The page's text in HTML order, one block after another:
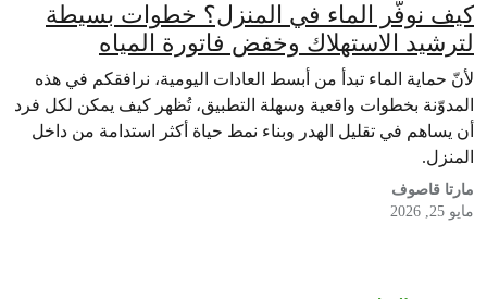
كيف نوفّر الماء في المنزل؟ خطوات بسيطة
لترشيد الاستهلاك وخفض فاتورة المياه
لأنّ حماية الماء تبدأ من أبسط العادات اليومية، نرافقكم في هذه
المدوّنة بخطوات واقعية وسهلة التطبيق، تُظهر كيف يمكن لكل فرد
أن يساهم في تقليل الهدر وبناء نمط حياة أكثر استدامة من داخل
المنزل.
مارتا قاصوف
مايو 25, 2026